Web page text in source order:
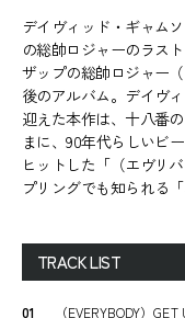
デイヴィッド・ギャム
の総帥ロジャーのラス
ザップの総帥ロジャー
後のアルバム。デイヴ
迎えた本作は、十八番
まに、90年代らしいビ
ヒットした「（エヴリ
プリングでも知られる
TRACK LIST
01
（EVERYBODY）